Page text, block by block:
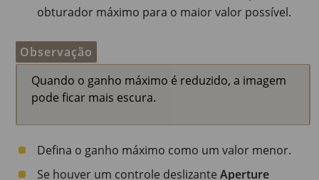
obturador máximo para o maior valor possível.
Observação
Quando o ganho máximo é reduzido, a imagem
pode ficar mais escura.
Defina o ganho máximo como um valor menor.
Se houver um controle deslizante Aperture